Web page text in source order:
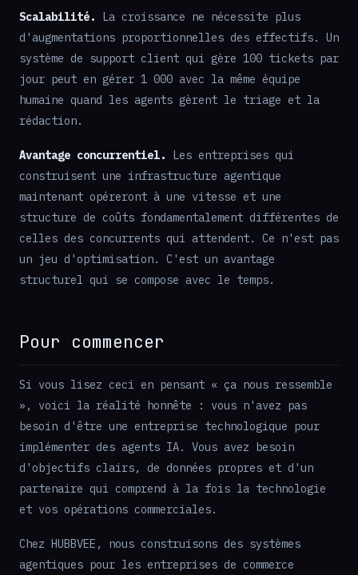
Scalabilité.
La croissance ne nécessite plus
d'augmentations proportionnelles des effectifs. Un
système de support client qui gère 100 tickets par
jour peut en gérer 1 000 avec la même équipe
humaine quand les agents gèrent le triage et la
rédaction.
Avantage concurrentiel.
Les entreprises qui
construisent une infrastructure agentique
maintenant opéreront à une vitesse et une
structure de coûts fondamentalement différentes de
celles des concurrents qui attendent. Ce n'est pas
un jeu d'optimisation. C'est un avantage
structurel qui se compose avec le temps.
Pour commencer
Si vous lisez ceci en pensant « ça nous ressemble
», voici la réalité honnête : vous n'avez pas
besoin d'être une entreprise technologique pour
implémenter des agents IA. Vous avez besoin
d'objectifs clairs, de données propres et d'un
partenaire qui comprend à la fois la technologie
et vos opérations commerciales.
Chez HUBBVEE, nous construisons des systèmes
agentiques pour les entreprises de commerce